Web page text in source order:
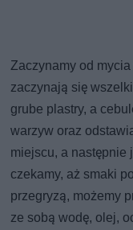
Zaczynamy od
zaczynają się
grube plastry, a
warzyw oraz
miejscu, a następnie
czekamy, aż smaki
przegryzą, możemy
ze sobą wodę, olej,